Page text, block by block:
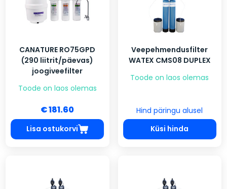
CANATURE RO75GPD
(290 liitrit/päevas)
joogiveefilter
Toode on laos olemas
€ 181.60
Lisa ostukorvi
Veepehmendusfilter
WATEX CMS08 DUPLEX
Toode on laos olemas
Hind päringu alusel
Küsi hinda